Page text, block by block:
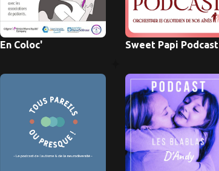
En Coloc' Sweet Papi Podcast